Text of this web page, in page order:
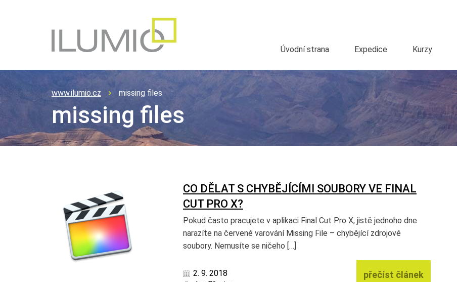
Úvodní strana Expedice Kurzy
www.ilumio.cz missing files
missing files
CO DĚLAT S CHYBĚJÍCÍMI SOUBORY VE FINAL
CUT PRO X?
Pokud často pracujete v aplikaci Final Cut Pro X, jistě jednoho dne
narazíte na červené varování Missing File – chybějící zdrojové
soubory. Nemusíte se ničeho […]
2. 9. 2018
přečíst článek